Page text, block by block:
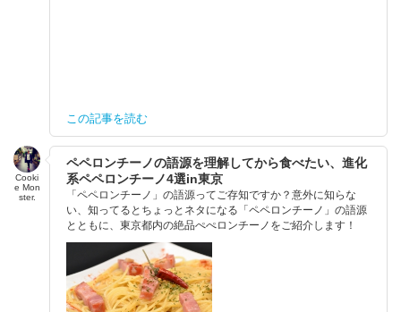
この記事を読む
Cooki
e Mon
ster.
ペペロンチーノの語源を理解してから食べたい、進化
系ペペロンチーノ4選in東京
「ペペロンチーノ」の語源ってご存知ですか？意外に知らな
い、知ってるとちょっとネタになる「ペペロンチーノ」の語源
とともに、東京都内の絶品ぺぺロンチーノをご紹介します！